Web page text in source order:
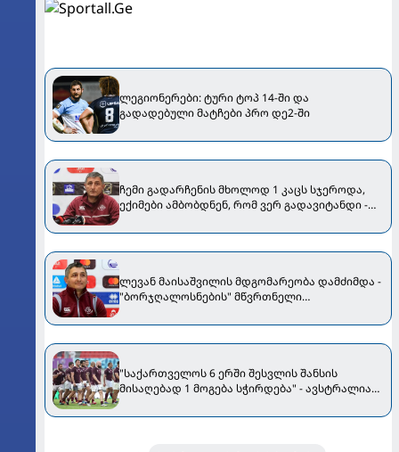
ლეგიონერები: ტური ტოპ 14-ში და
გადადებული მატჩები პრო დე2-ში
ჩემი გადარჩენის მხოლოდ 1 კაცს სჯეროდა,
ექიმები ამბობდნენ, რომ ვერ გადავიტანდი -
ლევან მაისაშვილის მდგომარეობა დამძიმდა -
"ბორჯღალოსნების" მწვრთნელი
"საქართველოს 6 ერში შესვლის შანსის
მისაღებად 1 მოგება სჭირდება" - ავსტრალიაში